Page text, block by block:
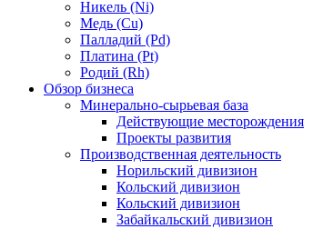
Никель (Ni)
Медь (Cu)
Палладий (Pd)
Платина (Pt)
Родий (Rh)
Обзор бизнеса
Минерально-сырьевая база
Действующие месторождения
Проекты развития
Производственная деятельность
Норильский дивизион
Кольский дивизион
Кольский дивизион
Забайкальский дивизион